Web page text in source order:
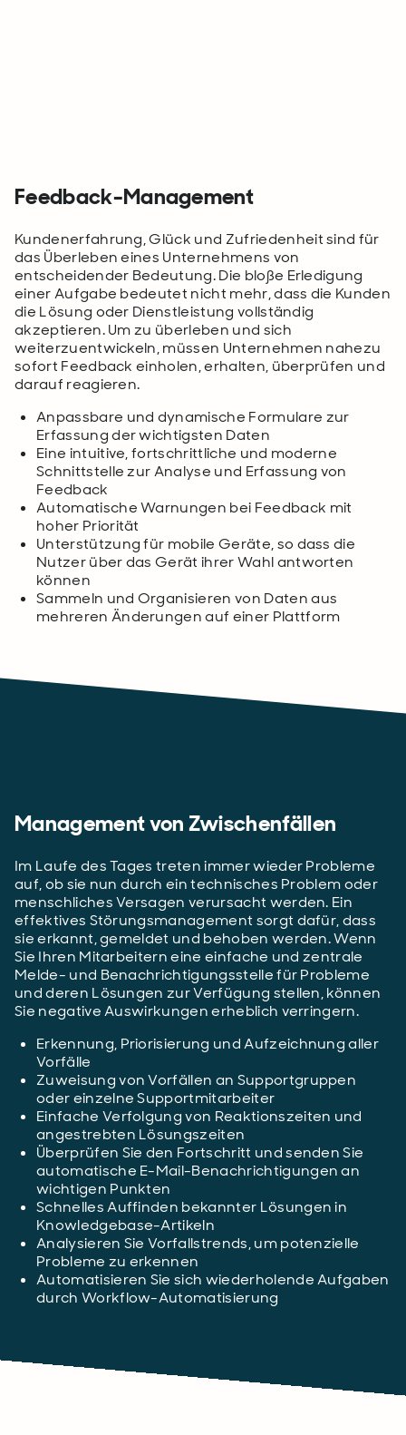
Feedback-Management
Kundenerfahrung, Glück und Zufriedenheit sind für
das Überleben eines Unternehmens von
entscheidender Bedeutung. Die bloße Erledigung
einer Aufgabe bedeutet nicht mehr, dass die Kunden
die Lösung oder Dienstleistung vollständig
akzeptieren. Um zu überleben und sich
weiterzuentwickeln, müssen Unternehmen nahezu
sofort Feedback einholen, erhalten, überprüfen und
darauf reagieren.
Anpassbare und dynamische Formulare zur
Erfassung der wichtigsten Daten
Eine intuitive, fortschrittliche und moderne
Schnittstelle zur Analyse und Erfassung von
Feedback
Automatische Warnungen bei Feedback mit
hoher Priorität
Unterstützung für mobile Geräte, so dass die
Nutzer über das Gerät ihrer Wahl antworten
können
Sammeln und Organisieren von Daten aus
mehreren Änderungen auf einer Plattform
Management von Zwischenfällen
Im Laufe des Tages treten immer wieder Probleme
auf, ob sie nun durch ein technisches Problem oder
menschliches Versagen verursacht werden. Ein
effektives Störungsmanagement sorgt dafür, dass
sie erkannt, gemeldet und behoben werden. Wenn
Sie Ihren Mitarbeitern eine einfache und zentrale
Melde- und Benachrichtigungsstelle für Probleme
und deren Lösungen zur Verfügung stellen, können
Sie negative Auswirkungen erheblich verringern.
Erkennung, Priorisierung und Aufzeichnung aller
Vorfälle
Zuweisung von Vorfällen an Supportgruppen
oder einzelne Supportmitarbeiter
Einfache Verfolgung von Reaktionszeiten und
angestrebten Lösungszeiten
Überprüfen Sie den Fortschritt und senden Sie
automatische E-Mail-Benachrichtigungen an
wichtigen Punkten
Schnelles Auffinden bekannter Lösungen in
Knowledgebase-Artikeln
Analysieren Sie Vorfallstrends, um potenzielle
Probleme zu erkennen
Automatisieren Sie sich wiederholende Aufgaben
durch Workflow-Automatisierung